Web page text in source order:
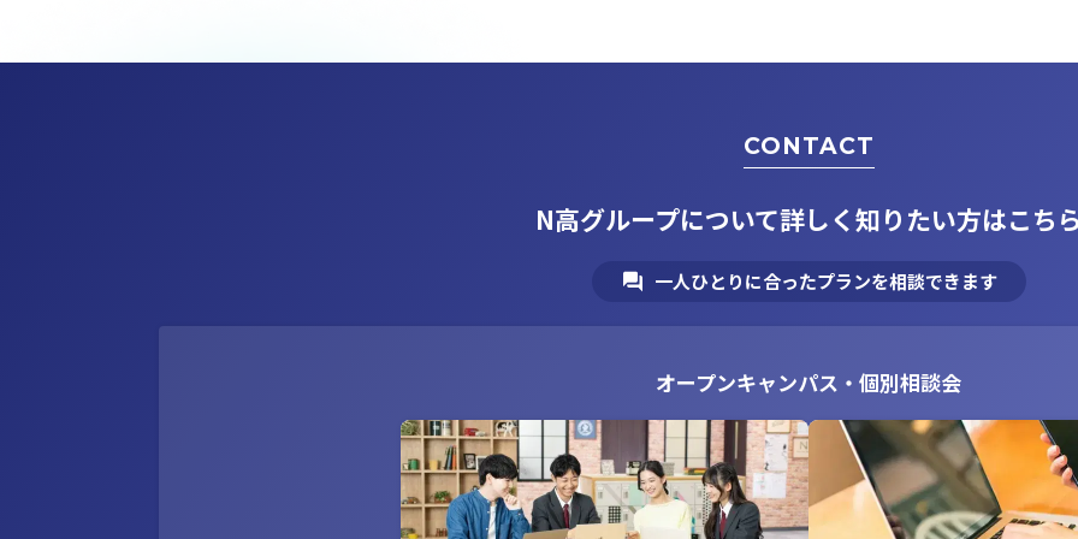
CONTACT
N高グループについて詳しく知りたい方はこち
一人ひとりに合ったプランを相談できます
オープンキャンパス・個別相談会